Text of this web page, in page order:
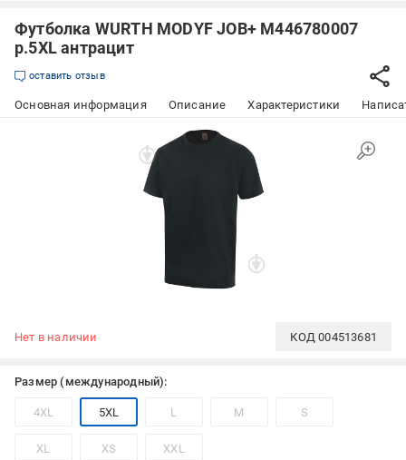
Футболка WURTH MODYF JOB+ M446780007
р.5XL антрацит
оставить отзыв
Основная информация Описание Характеристики
Нет в наличии КОД004513681
Размер (международный):
4XL 5XL L M S
XL XS XXL